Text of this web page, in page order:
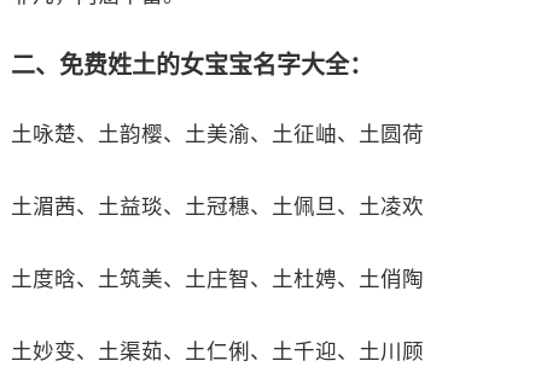
二、免费姓土的女宝宝名字大全：
土咏楚、土韵樱、土美渝、土征岫、土圆荷
土湄茜、土益琰、土冠穗、土佩旦、土凌欢
土度晗、土筑美、土庄智、土杜娉、土俏陶
土妙变、土渠茹、土仁俐、土千迎、土川顾